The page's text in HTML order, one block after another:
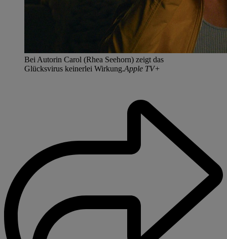
Bei Autorin Carol (Rhea Seehorn) zeigt das
Glücksvirus keinerlei Wirkung.Apple TV+